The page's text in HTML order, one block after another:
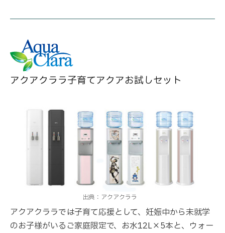
アクアクララ子育てアクアお試しセット
出典：アクアクララ
アクアクララでは子育て応援として、妊娠中から未就学
のお子様がいるご家庭限定で、お水12L×5本と、ウォー